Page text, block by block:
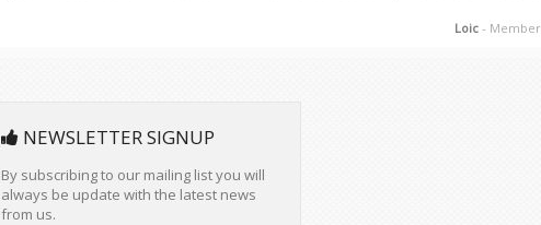
Loic - Member
NEWSLETTER SIGNUP
By subscribing to our mailing list you will
always be update with the latest news
from us.